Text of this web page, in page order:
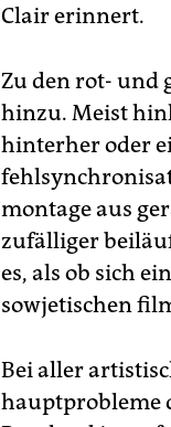
Clair erinnert.
Zu den rot- und
hinzu. Meist
hinterher oder
montage aus
zufälliger
es, als ob sich
sowjetischen
Bei aller
hauptprobleme